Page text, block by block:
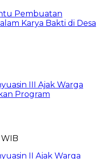
Pembuatan
Karya Bakti di Desa
III Ajak Warga
Program
II Ajak Warga